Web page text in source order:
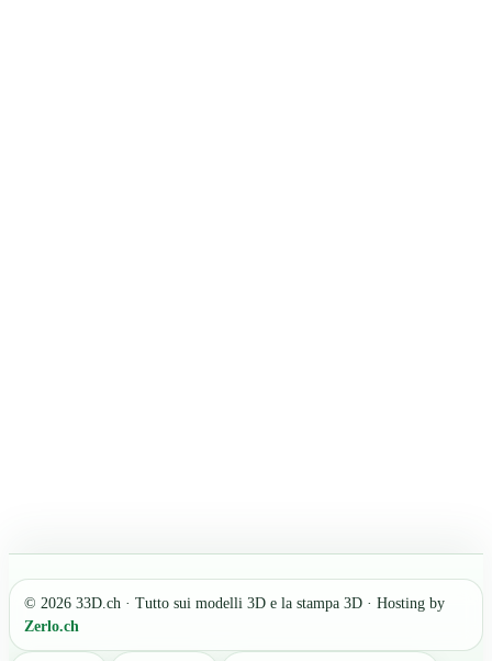
© 2026 33D.ch · Tutto sui modelli 3D e la stampa 3D · Hosting by
Zerlo.ch